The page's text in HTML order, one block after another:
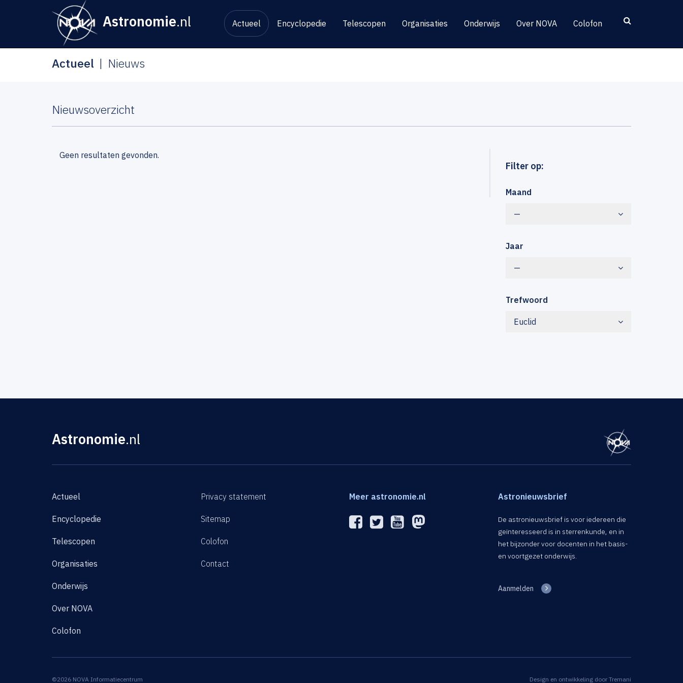
Astronomie.nl Actueel Encyclopedie Telescopen Organisaties Onderwijs Over NOVA Colofon
Actueel Nieuws
Nieuwsoverzicht
Filter op:
Maand
—
Jaar
—
Trefwoord
Euclid
Geen resultaten gevonden.
Astronomie.nl
Actueel
Encyclopedie
Telescopen
Organisaties
Onderwijs
Over NOVA
Colofon
Privacy statement
Sitemap
Colofon
Contact
Meer astronomie.nl Astronieuwsbrief
De astronieuwsbrief is voor iedereen die
geïnteresseerd is in sterrenkunde, en in
het bijzonder voor docenten in het basis-
en voortgezet onderwijs.
Aanmelden
©2026 NOVA Informatiecentrum Design en ontwikkeling door Tremani